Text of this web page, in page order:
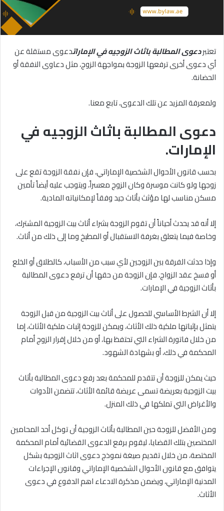
تعتبردعوى المطالبة باثاث الزوجيه في الإماراتدعوى مستقلة عن
أي دعوى أخرى ترفعها الزوجة بمواجهة الزوج، مثل دعاوى النفقة أو
الحضانة.
ولمعرفة المزيد عن تلك الدعوى، تابع معنا.
دعوى المطالبة باثاث الزوجيه في
الإمارات.
بحسب قانون الأحوال الشخصية الإماراتي، فإن نفقة الزوجة تقع على
زوجها ولو كانت موسرة وكان الزوج معسراً، ويتوجب عليه أيضاً تأمين
مسكن مناسب لها مؤثث بأثاث جيد وفقاً لإمكانياته المادية.
إلا أنه قد يحدث أحياناً أن تقوم الزوجة بشراء أثاث بيت الزوجية المشترك،
وخاصة فيما يتعلق بغرفة الاستقبال أو المطبخ وما إلى ذلك من أثاث.
وإذا حدثت الفرقة بين الزوجين لأي سبب من الأسباب، كالطلاق أو الخلع
أو فسخ عقد الزواج، فإن الزوجة من حقها أن ترفع دعوى المطالبة
بأثاث الزوجية في الإمارات.
إلا أن الشرط الأساسي للحصول على أثاث بيت الزوجية من قبل الزوجة
يتمثل بإثباتها ملكية ذلك الأثاث، ويمكن للزوجة إثبات ملكية الأثاث، إما
من خلال فاتورة الشراء التي تحتفظ بها، أو من خلال إقرار الزوج أمام
المحكمة في ذلك، أو بشهادة الشهود.
حيث يمكن للزوجة أن تتقدم للمحكمة بعد رفع دعوى المطالبة بأثاث
بيت الزوجية بعريضة تسمى عريضة قائمة الأثاث، تتضمن الأدوات
والأغراض التي تملكها في ذلك المنزل.
ومن الأفضل للزوجة حين المطالبة بأثاث الزوجية أن توكل أحد المحامين
المختصين بتلك القضايا، ليقوم برفع الدعوى القضائية أمام المحكمة
المختصة، من خلال تقديم صيغة نموذج دعوى اثاث الزوجية بشكل
يتوافق مع قانون الأحوال الشخصية الإماراتي وقانون الإجراءات
المدنية الإماراتي، ويضمن مذكرة الادعاء اهم الدفوع في دعوى
الأثاث.